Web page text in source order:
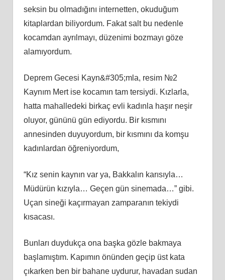
seksin bu olmadığını internetten, okuduğum
kitaplardan biliyordum. Fakat salt bu nedenle
kocamdan ayrılmayı, düzenimi bozmayı göze
alamıyordum.
Deprem Gecesi Kayn&#305;mla, resim №2
Kaynım Mert ise kocamın tam tersiydi. Kızlarla,
hatta mahalledeki birkaç evli kadınla haşır neşir
oluyor, gününü gün ediyordu. Bir kısmını
annesinden duyuyordum, bir kısmını da komşu
kadınlardan öğreniyordum,
“Kız senin kaynın var ya, Bakkalın karısıyla…
Müdürün kızıyla… Geçen gün sinemada…” gibi.
Uçan sineği kaçırmayan zamparanın tekiydi
kısacası.
Bunları duydukça ona başka gözle bakmaya
başlamıştım. Kapımın önünden geçip üst kata
çıkarken ben bir bahane uydurur, havadan sudan